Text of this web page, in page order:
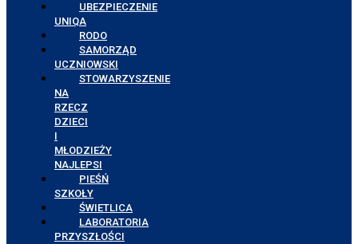
UBEZPIECZENIE
UNIQA
RODO
SAMORZĄD
UCZNIOWSKI
STOWARZYSZENIE
NA
RZECZ
DZIECI
I
MŁODZIEŻY
NAJLEPSI
PIEŚŃ
SZKOŁY
ŚWIETLICA
LABORATORIA
PRZYSZŁOŚCI